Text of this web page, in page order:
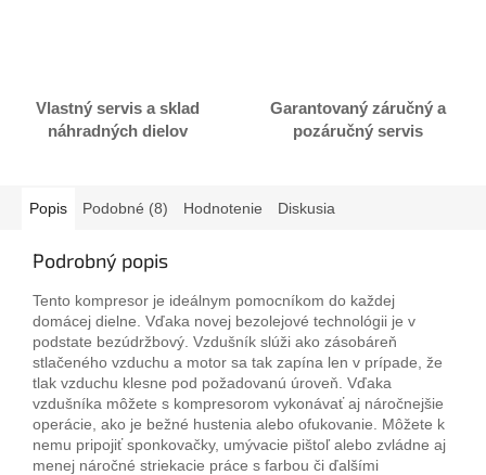
Vlastný servis a sklad
náhradných dielov
Garantovaný záručný a
pozáručný servis
Popis Podobné (8) Hodnotenie Diskusia
Podrobný popis
Tento kompresor je ideálnym pomocníkom do každej
domácej dielne. Vďaka novej bezolejové technológii je v
podstate bezúdržbový. Vzdušník slúži ako zásobáreň
stlačeného vzduchu a motor sa tak zapína len v prípade, že
tlak vzduchu klesne pod požadovanú úroveň. Vďaka
vzdušníka môžete s kompresorom vykonávať aj náročnejšie
operácie, ako je bežné hustenia alebo ofukovanie. Môžete k
nemu pripojiť sponkovačky, umývacie pištoľ alebo zvládne aj
menej náročné striekacie práce s farbou či ďalšími